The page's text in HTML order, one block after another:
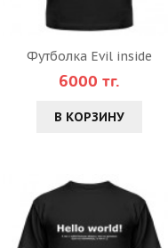
Футболка Evil inside
6000 тг.
В КОРЗИНУ